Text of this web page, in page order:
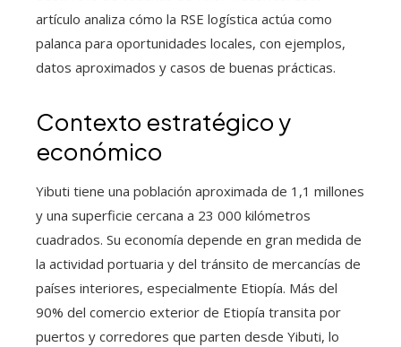
artículo analiza cómo la RSE logística actúa como
palanca para oportunidades locales, con ejemplos,
datos aproximados y casos de buenas prácticas.
Contexto estratégico y
económico
Yibuti tiene una población aproximada de 1,1 millones
y una superficie cercana a 23 000 kilómetros
cuadrados. Su economía depende en gran medida de
la actividad portuaria y del tránsito de mercancías de
países interiores, especialmente Etiopía. Más del
90% del comercio exterior de Etiopía transita por
puertos y corredores que parten desde Yibuti, lo